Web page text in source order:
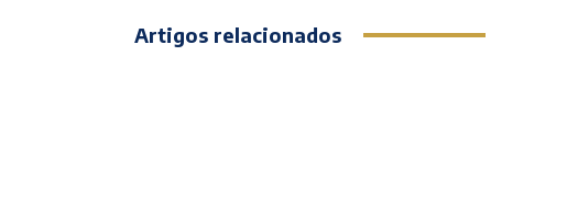
Artigos relacionados